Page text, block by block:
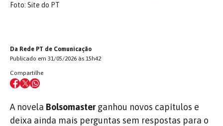
Foto: Site do PT
Da Rede PT de Comunicação
Publicado em 31/05/2026 às 15h42
Compartilhe
A novela Bolsomasterganhou novos capítulos e
deixa ainda mais perguntas sem respostas para o